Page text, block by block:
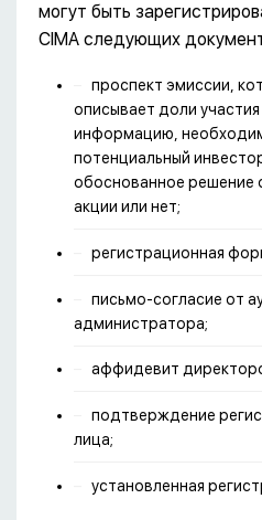
могут быть
CIMA следующих
проспект эмиссии,
описывает доли
информацию,
потенциальный
обоснованное решение
акции или нет;
регистрационная
письмо-согласие от
администратора;
аффидевит
подтверждение
лица;
установленная